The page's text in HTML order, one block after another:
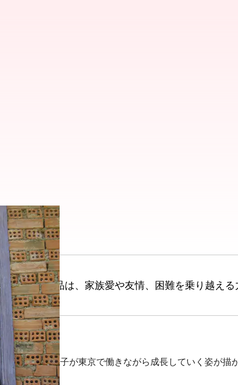
れらの作品は、家族愛や友情、困難を乗り越え
人公のみね子が東京で働きながら成長していく姿が描
ります。